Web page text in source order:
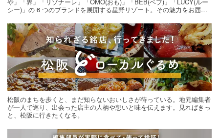
や」「界」「リゾナーレ」「OMO(おも)」「BEB(ベブ)」「LUCY(ルー
シー)」の 6 つのブランドを展開する星野リゾート。その魅力をお届け
松阪のまちを歩くと、まだ知らないおいしさが待っている。地元編集者
が一人で巡り、出会った店主の人柄や想いと味を伝えます。見ればきっ
と、松阪に行きたくなる。